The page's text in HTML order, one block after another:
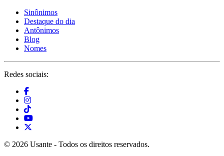
Sinônimos
Destaque do dia
Antônimos
Blog
Nomes
Redes sociais:
© 2026 Usante - Todos os direitos reservados.